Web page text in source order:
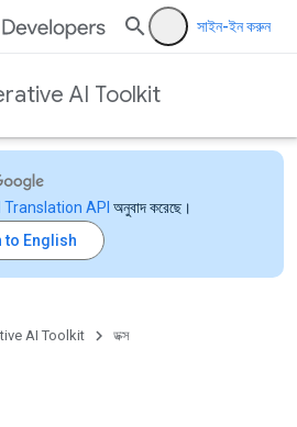
সাইন-ইন করুন
AI Toolkit
Translation API অনুবাদ করেছে।
AI Toolkit ডক্স